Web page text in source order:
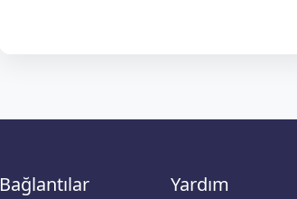
Bağlantılar Yardım